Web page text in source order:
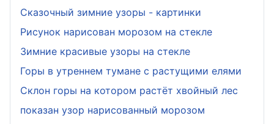
Сказочный зимние узоры - картинки
Рисунок нарисован морозом на стекле
Зимние красивые узоры на стекле
Горы в утреннем тумане с растущими елями
Склон горы на котором растёт хвойный лес
показан узор нарисованный морозом